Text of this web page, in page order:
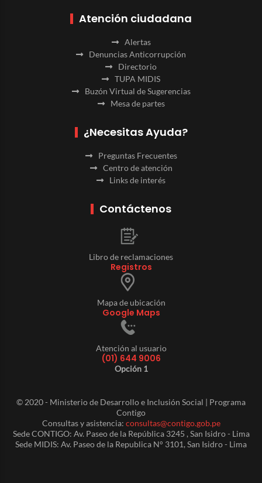
Atención ciudadana
Alertas
Denuncias Anticorrupción
Directorio
TUPA MIDIS
Buzón Virtual de Sugerencias
Mesa de partes
¿Necesitas Ayuda?
Preguntas Frecuentes
Centro de atención
Links de interés
Contáctenos
Libro de reclamaciones
Registros
Mapa de ubicación
Google Maps
Atención al usuario
(01) 644 9006
Opción 1
© 2020 - Ministerio de Desarrollo e Inclusión Social | Programa
Contigo
Consultas y asistencia: consultas@contigo.gob.pe
Sede CONTIGO: Av. Paseo de la República 3245 , San Isidro - Lima
Sede MIDIS: Av. Paseo de la Republica N° 3101, San Isidro - Lima